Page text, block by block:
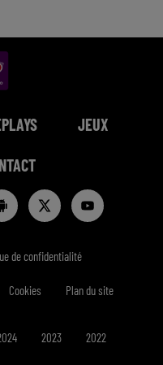
JEUX
de confidentialité
Cookies Plan du site
2023 2022